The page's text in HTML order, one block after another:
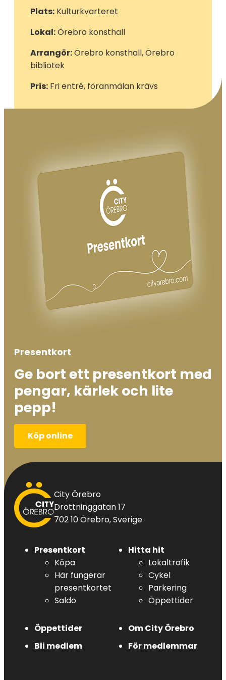
Plats: Kulturkvarteret
Lokal:Örebro konsthall
Arrangör:Örebro konsthall, Örebro
bibliotek
Pris: Fri entré, föranmälan krävs
Presentkort
Ge bort ett presentkort med
pengar, kärlek och lite
pepp!
Köp online
City
Örebro
City Örebro
Drottninggatan 17
702 10 Örebro, Sverige
Presentkort
Köpa
Här fungerar
presentkortet
Saldo
Hitta hit
Lokaltrafik
Cykel
Parkering
Öppettider
Öppettider
Om City Örebro
Bli medlem
För medlemmar